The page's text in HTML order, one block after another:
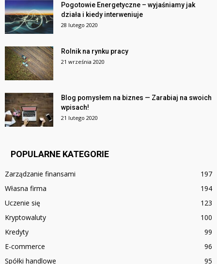
Pogotowie Energetyczne – wyjaśniamy jak
działa i kiedy interweniuje
28 lutego 2020
Rolnik na rynku pracy
21 września 2020
Blog pomysłem na biznes — Zarabiaj na swoich
wpisach!
21 lutego 2020
POPULARNE KATEGORIE
Zarządzanie finansami
197
Własna firma
194
Uczenie się
123
Kryptowaluty
100
Kredyty
99
E-commerce
96
Spółki handlowe
95